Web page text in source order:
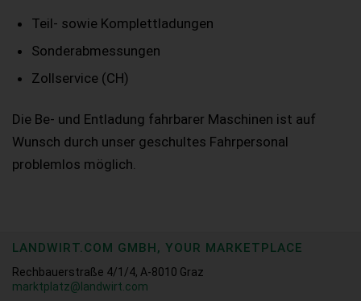
Teil- sowie Komplettladungen
Sonderabmessungen
Zollservice (CH)
Die Be- und Entladung fahrbarer Maschinen ist auf
Wunsch durch unser geschultes Fahrpersonal
problemlos möglich.
LANDWIRT.COM GMBH, YOUR MARKETPLACE
Rechbauerstraße 4/1/4, A-8010 Graz
marktplatz@landwirt.com